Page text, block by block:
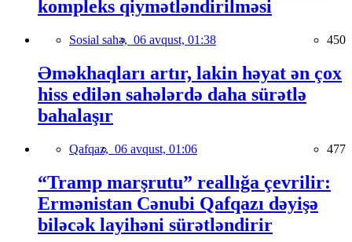
kompleks qiymətləndirilməsi
Sosial sahə, 06 avqust, 01:38 450
Əməkhaqları artır, lakin həyat ən çox
hiss edilən sahələrdə daha sürətlə
bahalaşır
Qafqaz, 06 avqust, 01:06 477
“Tramp marşrutu” reallığa çevrilir:
Ermənistan Cənubi Qafqazı dəyişə
biləcək layihəni sürətləndirir